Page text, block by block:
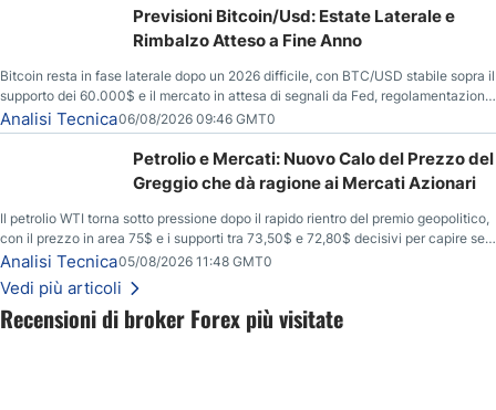
Recensioni di broker Forex più visitate
Previsioni Bitcoin/Usd: Estate Laterale e
Rimbalzo Atteso a Fine Anno
Bitcoin resta in fase laterale dopo un 2026 difficile, con BTC/USD stabile sopra il
supporto dei 60.000$ e il mercato in attesa di segnali da Fed, regolamentazione
USA ed elezioni di medio termine.
Analisi Tecnica06/08/2026 09:46 GMT0
Petrolio e Mercati: Nuovo Calo del Prezzo del
Greggio che dà ragione ai Mercati Azionari
Il petrolio WTI torna sotto pressione dopo il rapido rientro del premio geopolitico,
con il prezzo in area 75$ e i supporti tra 73,50$ e 72,80$ decisivi per capire se il
ribasso potrà estendersi verso quota 70$.
Analisi Tecnica05/08/2026 11:48 GMT0
Vedi più articoli